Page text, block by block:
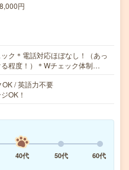
円
ク＊電話対応ほぼなし！（あっ
程度！）＊Wチェック体制…
/ 英語力不要
OK！
40代 50代
60代